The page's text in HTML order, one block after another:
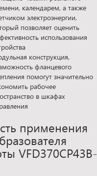
календарем, а также
электроэнергии,
позволяет оценить
использования
конструкция,
фланцевого
помогут значительно
рабочее
в шкафах
применения
VFD370CP43B-